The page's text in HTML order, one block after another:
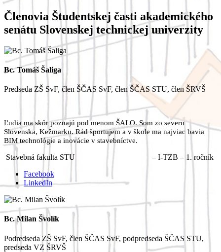
Členovia Študentskej časti akademického
senátu Slovenskej technickej univerzity
Bc. Tomáš Šaliga
Predseda ZŠ SvF, člen ŠČAS SvF, člen ŠČAS STU, člen ŠRVŠ
Ľudia ma skôr poznajú pod menom ŠALO. Som zo severu
Slovenska, Kežmarku. Rád športujem a v škole ma najviac bavia
BIM technológie a inovácie v stavebníctve.
Stavebná fakulta STU – I-TZB – 1. ročník
Facebook
LinkedIn
Bc. Milan Švolík
Podredseda ZŠ SvF, člen ŠČAS SvF, podpredseda ŠČAS STU,
predseda VZ ŠRVŠ